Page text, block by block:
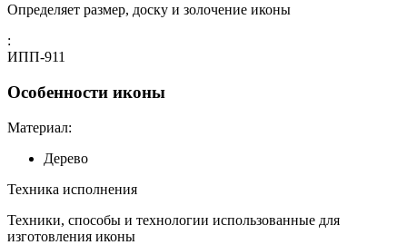
Определяет размер, доску и золочение иконы
:
ИПП-911
Особенности иконы
Материал:
Дерево
Техника исполнения
Техники, способы и технологии использованные для
изготовления иконы